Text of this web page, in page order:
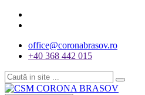
office@coronabrasov.ro
+40 368 442 015